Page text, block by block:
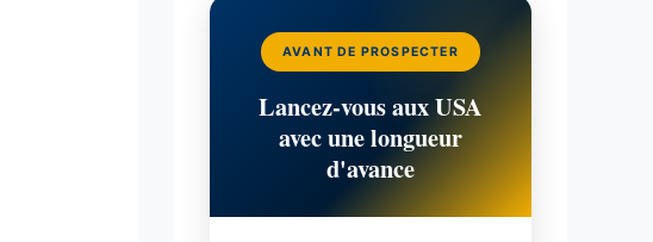
AVANT DE PROSPECTER
Lancez-vous aux USA
avec une longueur
d'avance